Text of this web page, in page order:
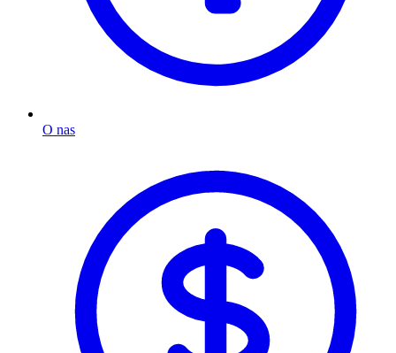
O nas